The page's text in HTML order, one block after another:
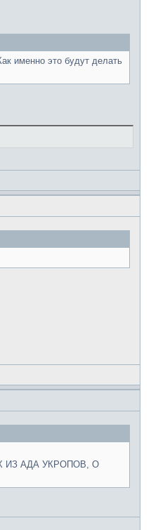
именно это будут делать
АДА УКРОПОВ, О